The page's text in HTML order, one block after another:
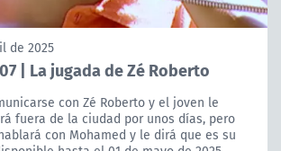
de 2025
| La jugada de Zé Roberto
con Zé Roberto y el joven le
fuera de la ciudad por unos días, pero
con Mohamed y le dirá que es su